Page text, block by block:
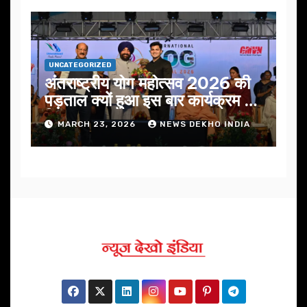
UNCATEGORIZED
अंतराष्ट्रीय योग महोत्सव 2026 की
पड़ताल क्यों हुआ इस बार कार्यक्रम में
निखार
MARCH 23, 2026 NEWS DEKHO INDIA